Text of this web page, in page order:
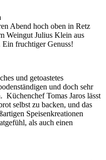
Abend hoch oben in Retz
Weingut Julius Klein aus
fruchtiger Genuss!
und getoastetes
und doch sehr
Küchenchef Tomas Jaros lässt
selbst zu backen, und das
Speisenkreationen
als auch einen